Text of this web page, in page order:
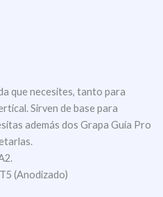
que necesites, tanto para
Sirven de base para
además dos Grapa Guía Pro
(Anodizado)